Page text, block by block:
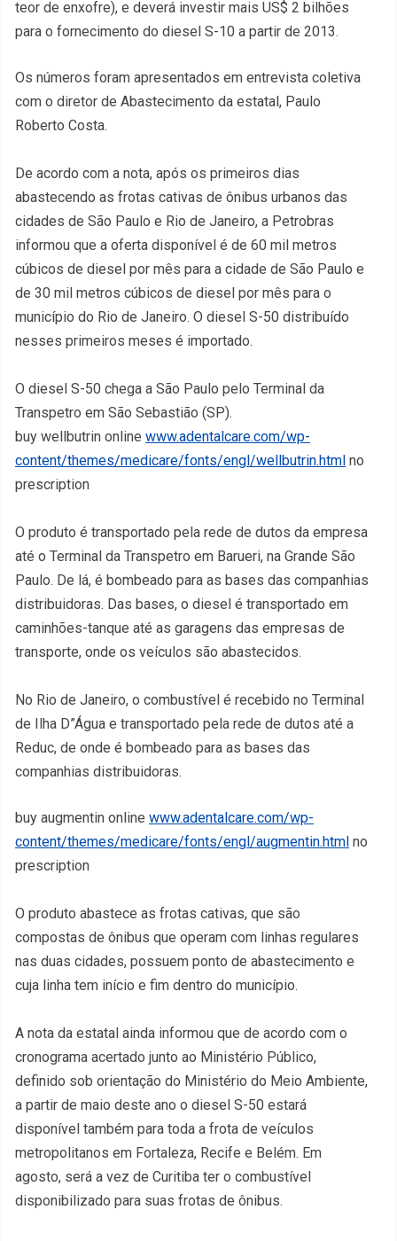
teor de enxofre), e deverá investir mais US$ 2 bilhões
para o fornecimento do diesel S-10 a partir de 2013.
Os números foram apresentados em entrevista coletiva
com o diretor de Abastecimento da estatal, Paulo
Roberto Costa.
De acordo com a nota, após os primeiros dias
abastecendo as frotas cativas de ônibus urbanos das
cidades de São Paulo e Rio de Janeiro, a Petrobras
informou que a oferta disponível é de 60 mil metros
cúbicos de diesel por mês para a cidade de São Paulo e
de 30 mil metros cúbicos de diesel por mês para o
município do Rio de Janeiro. O diesel S-50 distribuído
nesses primeiros meses é importado.
O diesel S-50 chega a São Paulo pelo Terminal da
Transpetro em São Sebastião (SP).
buy wellbutrin online www.adentalcare.com/wp-
content/themes/medicare/fonts/engl/wellbutrin.html no
prescription
O produto é transportado pela rede de dutos da empresa
até o Terminal da Transpetro em Barueri, na Grande São
Paulo. De lá, é bombeado para as bases das companhias
distribuidoras. Das bases, o diesel é transportado em
caminhões-tanque até as garagens das empresas de
transporte, onde os veículos são abastecidos.
No Rio de Janeiro, o combustível é recebido no Terminal
de Ilha D”Água e transportado pela rede de dutos até a
Reduc, de onde é bombeado para as bases das
companhias distribuidoras.
buy augmentin online www.adentalcare.com/wp-
content/themes/medicare/fonts/engl/augmentin.html no
prescription
O produto abastece as frotas cativas, que são
compostas de ônibus que operam com linhas regulares
nas duas cidades, possuem ponto de abastecimento e
cuja linha tem início e fim dentro do município.
A nota da estatal ainda informou que de acordo com o
cronograma acertado junto ao Ministério Público,
definido sob orientação do Ministério do Meio Ambiente,
a partir de maio deste ano o diesel S-50 estará
disponível também para toda a frota de veículos
metropolitanos em Fortaleza, Recife e Belém. Em
agosto, será a vez de Curitiba ter o combustível
disponibilizado para suas frotas de ônibus.